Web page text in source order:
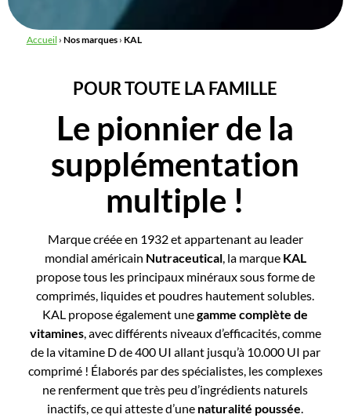
Accueil › Nos marques› KAL
POUR TOUTE LA FAMILLE
Le pionnier de la
supplémentation
multiple !
Marque créée en 1932 et appartenant au leader
mondial américain Nutraceutical, la marque KAL
propose tous les principaux minéraux sous forme de
comprimés, liquides et poudres hautement solubles.
KAL propose également unegamme complète de
vitamines, avec différents niveaux d’efficacités, comme
de la vitamine D de 400 UI allant jusqu’à 10.000 UI par
comprimé ! Élaborés par des spécialistes, les complexes
ne renferment que très peu d’ingrédients naturels
inactifs, ce qui atteste d’une naturalité poussée.